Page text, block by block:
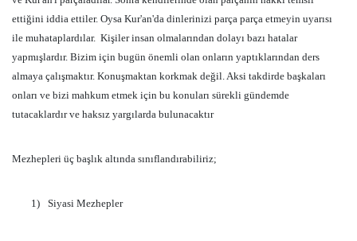
ettiğini iddia ettiler. Oysa Kur'an'da dinlerinizi parça parça etmeyin uyarısı
ile muhataplardılar. Kişiler insan olmalarından dolayı bazı hatalar
yapmışlardır. Bizim için bugün önemli olan onların yaptıklarından ders
almaya çalışmaktır. Konuşmaktan korkmak değil. Aksi takdirde başkaları
onları ve bizi mahkum etmek için bu konuları sürekli gündemde
tutacaklardır ve haksız yargılarda bulunacaktır
Mezhepleri üç başlık altında sınıflandırabiliriz;
1) Siyasi Mezhepler